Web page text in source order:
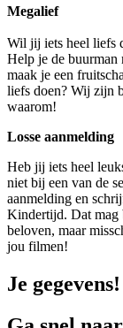
Megalief
Wil jij iets heel liefs
Help je de buurman
maak je een
liefs doen? Wij zijn
waarom!
Losse aanmelding
Heb jij iets heel
niet bij een van de
aanmelding en
Kindertijd. Dat mag
beloven, maar
jou filmen!
Je gegevens!